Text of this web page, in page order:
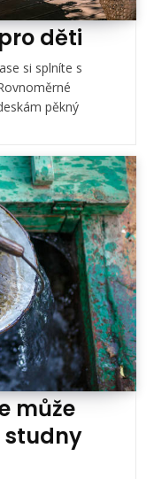
děti
si splníte s
pěkný
může
studny